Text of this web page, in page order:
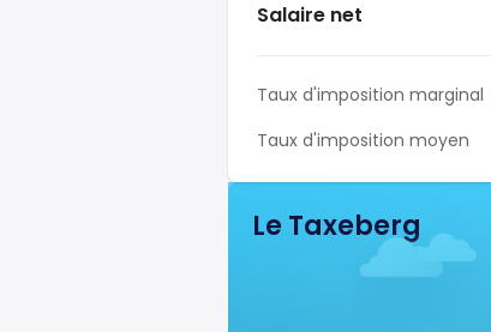
Salaire net
Taux d'imposition marginal
Taux d'imposition moyen
Le Taxeberg